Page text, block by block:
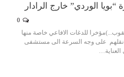
الوردي” خارج الرادار
للدغات الافاعي خاصة منها
نقلهم على وجه السرعة الى مستشفى